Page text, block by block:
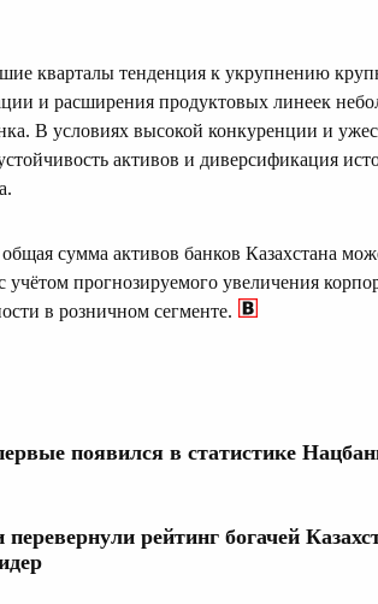
кварталы тенденция к укрупнению
и расширения продуктовых линеек
В условиях высокой конкуренции и
активов и диверсификация
сумма активов банков Казахстана
учётом прогнозируемого увеличения
в розничном сегменте.
появился в статистике
перевернули рейтинг богачей